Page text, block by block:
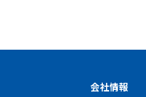
会社情報